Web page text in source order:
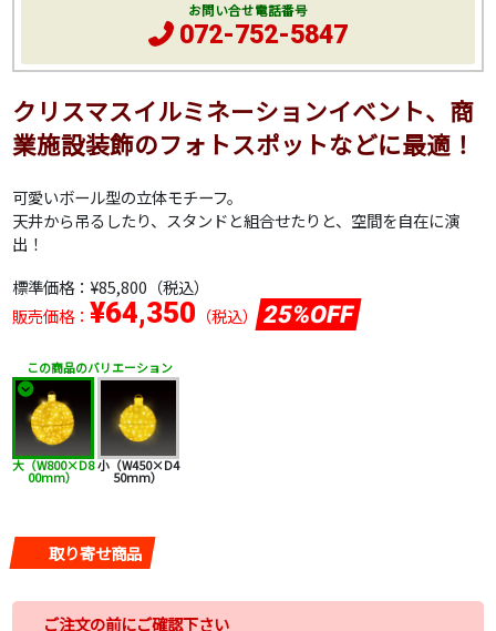
クリスマスイルミネーションイベント、商
業施設装飾のフォトスポットなどに最適！
可愛いボール型の立体モチーフ。
天井から吊るしたり、スタンドと組合せたりと、空間を自在に演
出！
標準価格： ¥85,800 （税込）
販売価格： ¥64,350 （税込） 25%OFF
この商品のバリエーション
大（W800×D8
00mm）
小（W450×D4
50mm）
取り寄せ商品
ご注文の前にご確認下さい
お問い合せ電話番号
072-752-5847